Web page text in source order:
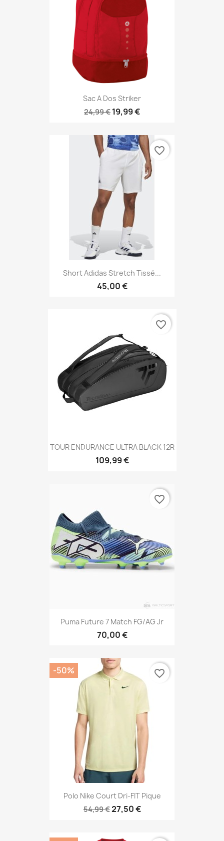
Sac A Dos Striker
24,99 € 19,99 €
Short Adidas Stretch Tissé...
45,00 €
favorite_border
TOUR ENDURANCE ULTRA BLACK 12R
109,99 €
favorite_border
Puma Future 7 Match FG/AG Jr
70,00 €
favorite_border
Polo Nike Court Dri-FIT Pique
54,99 €27,50 €
-50% favorite_border